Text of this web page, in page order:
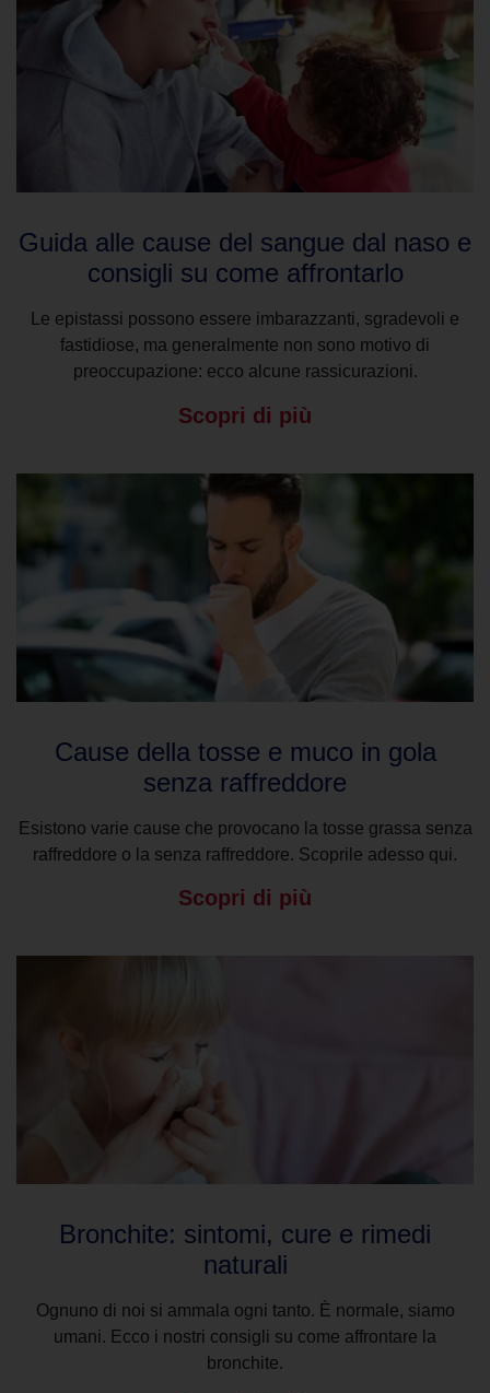
Guida alle cause del sangue dal naso e
consigli su come affrontarlo
Le epistassi possono essere imbarazzanti, sgradevoli e
fastidiose, ma generalmente non sono motivo di
preoccupazione: ecco alcune rassicurazioni.
Scopri di più
Cause della tosse e muco in gola
senza raffreddore
Esistono varie cause che provocano la tosse grassa senza
raffreddore o la senza raffreddore. Scoprile adesso qui.
Scopri di più
Bronchite: sintomi, cure e rimedi
naturali
Ognuno di noi si ammala ogni tanto. È normale, siamo
umani. Ecco i nostri consigli su come affrontare la
bronchite.